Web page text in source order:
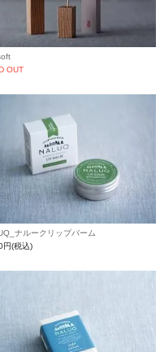
OUT
ナルークリップバーム
円(税込)